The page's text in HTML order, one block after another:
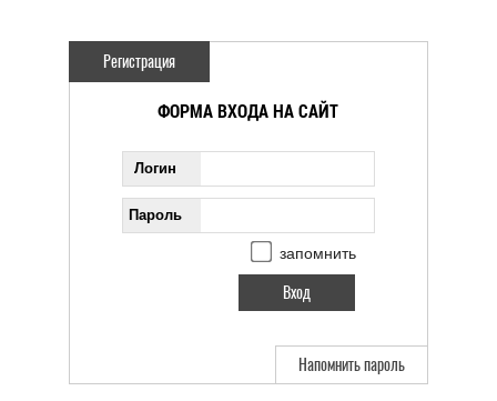
Регистрация
ФОРМА ВХОДА НА САЙТ
Логин
Пароль
запомнить
Напомнить пароль